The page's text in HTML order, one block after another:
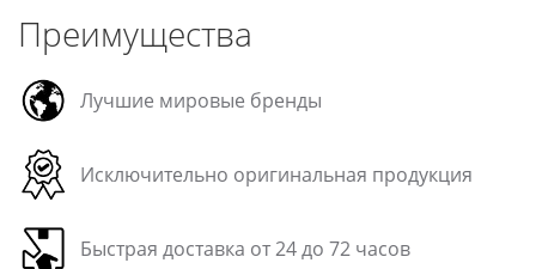
Преимущества
Лучшие мировые бренды
Исключительно оригинальная продукция
Быстрая доставка от 24 до 72 часов